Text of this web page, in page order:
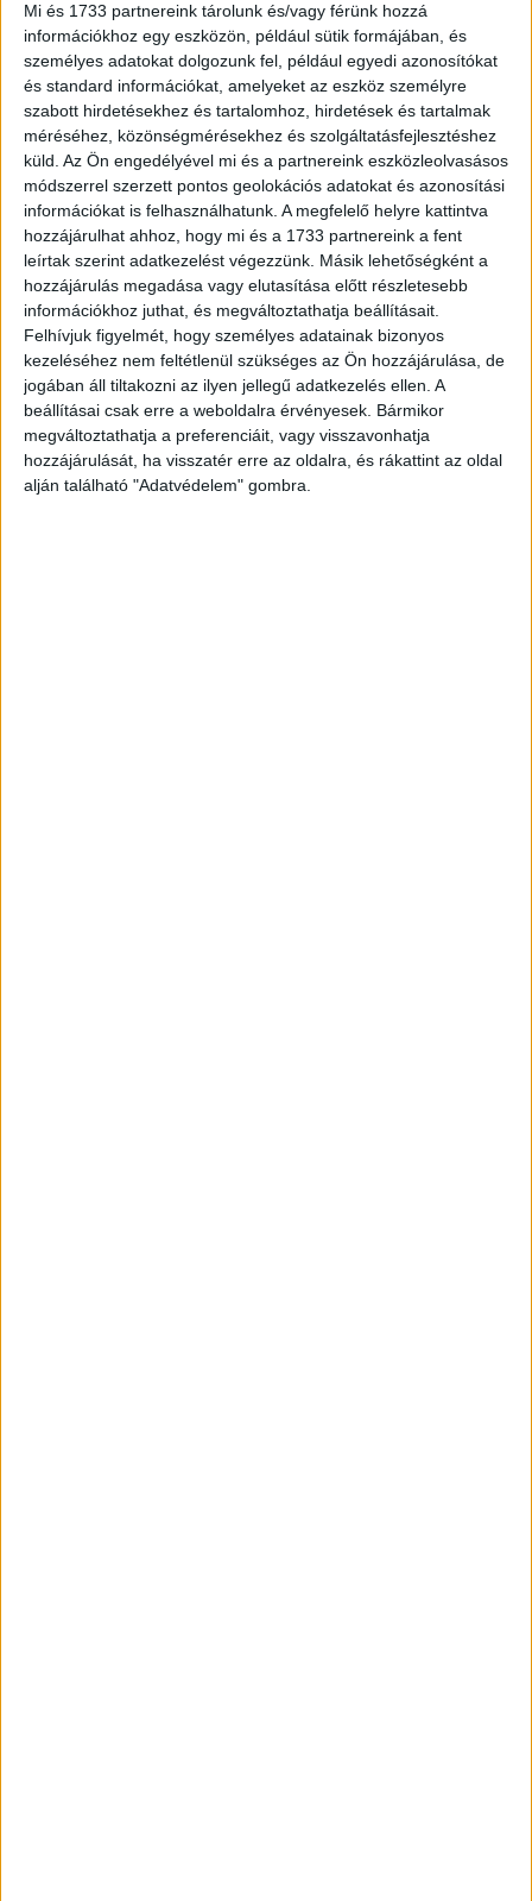
Mi és 1733 partnereink tárolunk és/vagy férünk hozzá
információkhoz egy eszközön, például sütik formájában, és
személyes adatokat dolgozunk fel, például egyedi azonosítókat
és standard információkat, amelyeket az eszköz személyre
szabott hirdetésekhez és tartalomhoz, hirdetések és tartalmak
méréséhez, közönségmérésekhez és szolgáltatásfejlesztéshez
küld. Az Ön engedélyével mi és a partnereink eszközleolvasásos
módszerrel szerzett pontos geolokációs adatokat és azonosítási
információkat is felhasználhatunk. A megfelelő helyre kattintva
hozzájárulhat ahhoz, hogy mi és a 1733 partnereink a fent
leírtak szerint adatkezelést végezzünk. Másik lehetőségként a
hozzájárulás megadása vagy elutasítása előtt részletesebb
információkhoz juthat, és megváltoztathatja beállításait.
Felhívjuk figyelmét, hogy személyes adatainak bizonyos
kezeléséhez nem feltétlenül szükséges az Ön hozzájárulása, de
jogában áll tiltakozni az ilyen jellegű adatkezelés ellen. A
beállításai csak erre a weboldalra érvényesek. Bármikor
megváltoztathatja a preferenciáit, vagy visszavonhatja
hozzájárulását, ha visszatér erre az oldalra, és rákattint az oldal
alján található "Adatvédelem" gombra.
azonban csak „a csöndnek” nevezte. A fiú mozdulatlan
maradt, mintha a székébe fagyva, lélektelen test
lenne.
Aztán egy kedden minden megváltozott.
Egy lemondott találkozó miatt Lisandro korábban ért
haza. A hallban egy váratlan hang megijesztette. Egy
nevetés — tiszta, szabad, gyermekies. A szíve ugrált.
A kertben Tadeó táncolt… Mireya, az új nevelő mellett.
Kék egyenruhát viselt és élénk rózsaszín balettcipőt,
amelyek úgy ragyogtak, mint két iker nap. Mireya
forgott egy tömlővel a kezében, vízsugarakat
spriccelt Tadeóra, mintha áldott eső lenne.
— Kövessd a ritmust, Tadeó! — kiáltotta, ugrálva a
fűben. — Te nem kő vagy… te tűz vagy!